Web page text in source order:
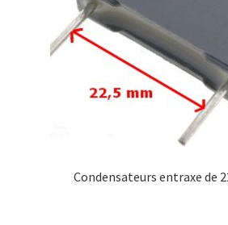
Condensateurs entraxe de